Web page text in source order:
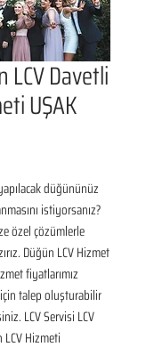
LCV Davetli
UŞAK
düğününüz
istiyorsanız?
özel çözümlerle
Düğün LCV Hizmet
fiyatlarımız
talep oluşturabilir
LCV Servisi LCV
Hizmeti